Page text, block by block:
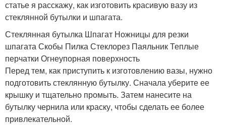
статье я расскажу, как изготовить красивую вазу из
стеклянной бутылки и шпагата.
Стеклянная бутылка Шпагат Ножницы для резки
шпагата Скобы Пилка Стеклорез Паяльник Теплые
перчатки Огнеупорная поверхность
Перед тем, как приступить к изготовлению вазы, нужно
подготовить стеклянную бутылку. Сначала уберите ее
крышку и тщательно промыть. Затем нанесите на
бутылку чернила или краску, чтобы сделать ее более
привлекательной.